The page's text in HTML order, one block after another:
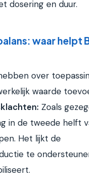
dosering en duur.
waar helpt
over
waarde
Zoals
in de tweede helft
Het lijkt de
te